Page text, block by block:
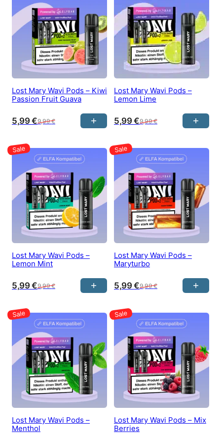
Lost Mary Wavi Pods – Kiwi
Passion Fruit Guava
9,99€
5,99€
Lost Mary Wavi Pods –
Lemon Lime
9,99€
5,99€
Lost Mary Wavi Pods –
Lemon Mint
9,99€
5,99€
Lost Mary Wavi Pods –
Maryturbo
9,99€
5,99€
Lost Mary Wavi Pods –
Menthol
Lost Mary Wavi Pods – Mix
Berries